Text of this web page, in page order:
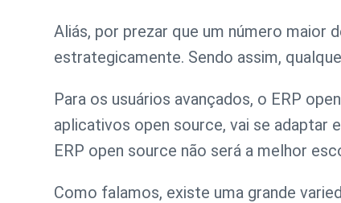
Aliás, por prezar que um número maior
estrategicamente. Sendo assim,
Para os usuários avançados, o ERP
aplicativos open source, vai se adaptar
ERP open source não será a melhor
Como falamos, existe uma grande